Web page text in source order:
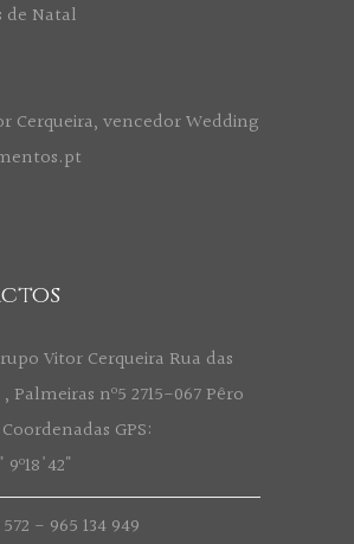
de Natal
Vitor Cerqueira Rua das
Palmeiras nº5 2715-067 Pêro
GPS:
9º18'42"
- 965 134 949